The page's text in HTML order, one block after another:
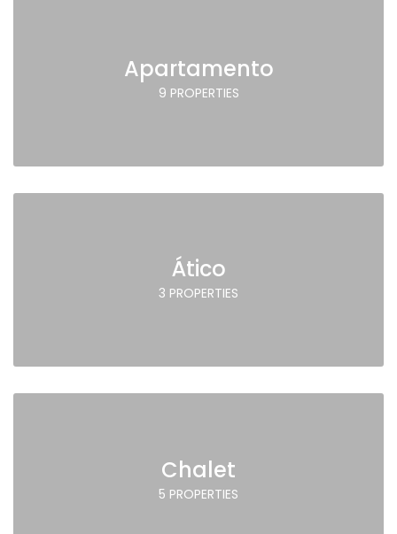
Apartamento
9 PROPERTIES
Ático
3 PROPERTIES
Chalet
5 PROPERTIES